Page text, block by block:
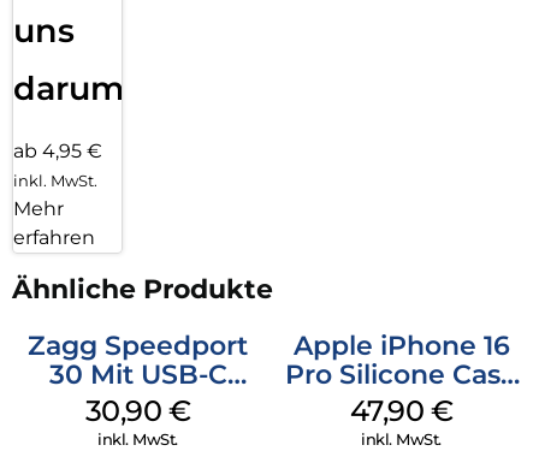
uns
darum!
ab 4,95 €
inkl. MwSt.
Mehr
erfahren
Ähnliche Produkte
Zagg Speedport
30 Mit USB-C
Kabel Weiß
30,90 €
inkl. MwSt.
Apple iPhone 16
Pro Silicone Case
MagSafe Denim
47,90 €
inkl. MwSt.